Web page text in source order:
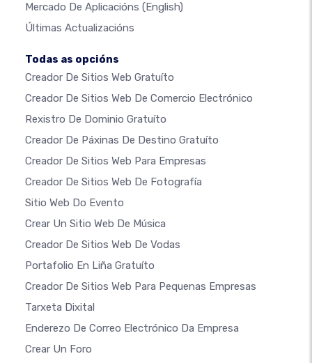
Mercado De Aplicacións (English)
Últimas Actualizacións
Todas as opcións
Creador De Sitios Web Gratuíto
Creador De Sitios Web De Comercio Electrónico
Rexistro De Dominio Gratuíto
Creador De Páxinas De Destino Gratuíto
Creador De Sitios Web Para Empresas
Creador De Sitios Web De Fotografía
Sitio Web Do Evento
Crear Un Sitio Web De Música
Creador De Sitios Web De Vodas
Portafolio En Liña Gratuíto
Creador De Sitios Web Para Pequenas Empresas
Tarxeta Dixital
Enderezo De Correo Electrónico Da Empresa
Crear Un Foro